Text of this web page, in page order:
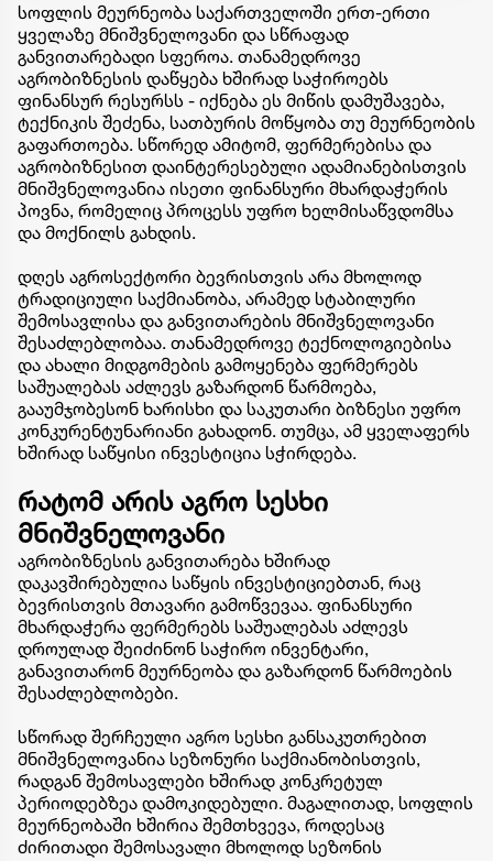
სოფლის მეურნეობა საქართველოში ერთ-ერთი
ყველაზე მნიშვნელოვანი და სწრაფად
განვითარებადი სფეროა. თანამედროვე
აგრობიზნესის დაწყება ხშირად საჭიროებს
ფინანსურ რესურსს - იქნება ეს მიწის დამუშავება,
ტექნიკის შეძენა, სათბურის მოწყობა თუ მეურნეობის
გაფართოება. სწორედ ამიტომ, ფერმერებისა და
აგრობიზნესით დაინტერესებული ადამიანებისთვის
მნიშვნელოვანია ისეთი ფინანსური მხარდაჭერის
პოვნა, რომელიც პროცესს უფრო ხელმისაწვდომსა
და მოქნილს გახდის.
დღეს აგროსექტორი ბევრისთვის არა მხოლოდ
ტრადიციული საქმიანობა, არამედ სტაბილური
შემოსავლისა და განვითარების მნიშვნელოვანი
შესაძლებლობაა. თანამედროვე ტექნოლოგიებისა
და ახალი მიდგომების გამოყენება ფერმერებს
საშუალებას აძლევს გაზარდონ წარმოება,
გააუმჯობესონ ხარისხი და საკუთარი ბიზნესი უფრო
კონკურენტუნარიანი გახადონ. თუმცა, ამ ყველაფერს
ხშირად საწყისი ინვესტიცია სჭირდება.
რატომ არის აგრო სესხი
მნიშვნელოვანი
აგრობიზნესის განვითარება ხშირად
დაკავშირებულია საწყის ინვესტიციებთან, რაც
ბევრისთვის მთავარი გამოწვევაა. ფინანსური
მხარდაჭერა ფერმერებს საშუალებას აძლევს
დროულად შეიძინონ საჭირო ინვენტარი,
განავითარონ მეურნეობა და გაზარდონ წარმოების
შესაძლებლობები.
სწორად შერჩეული აგრო სესხი განსაკუთრებით
მნიშვნელოვანია სეზონური საქმიანობისთვის,
რადგან შემოსავლები ხშირად კონკრეტულ
პერიოდებზეა დამოკიდებული. მაგალითად, სოფლის
მეურნეობაში ხშირია შემთხვევა, როდესაც
ძირითადი შემოსავალი მხოლოდ სეზონის